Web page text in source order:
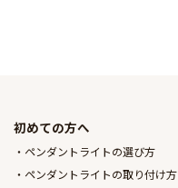
初めての方へ
ペンダントライトの選び方
ペンダントライトの取り付け方